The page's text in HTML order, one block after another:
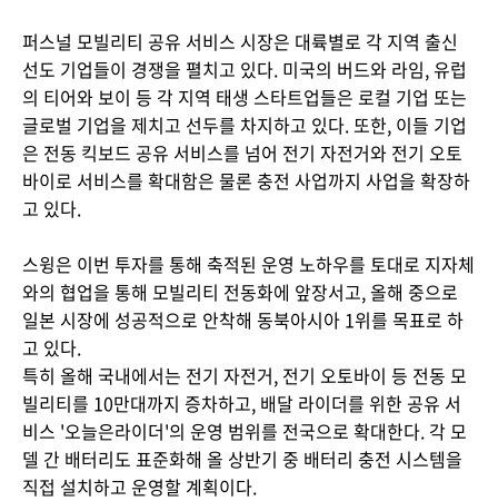
퍼스널 모빌리티 공유 서비스 시장은 대륙별로 각 지역 출신
선도 기업들이 경쟁을 펼치고 있다. 미국의 버드와 라임, 유럽
의 티어와 보이 등 각 지역 태생 스타트업들은 로컬 기업 또는
글로벌 기업을 제치고 선두를 차지하고 있다. 또한, 이들 기업
은 전동 킥보드 공유 서비스를 넘어 전기 자전거와 전기 오토
바이로 서비스를 확대함은 물론 충전 사업까지 사업을 확장하
고 있다.
스윙은 이번 투자를 통해 축적된 운영 노하우를 토대로 지자체
와의 협업을 통해 모빌리티 전동화에 앞장서고, 올해 중으로
일본 시장에 성공적으로 안착해 동북아시아 1위를 목표로 하
고 있다.
특히 올해 국내에서는 전기 자전거, 전기 오토바이 등 전동 모
빌리티를 10만대까지 증차하고, 배달 라이더를 위한 공유 서
비스 '오늘은라이더'의 운영 범위를 전국으로 확대한다. 각 모
델 간 배터리도 표준화해 올 상반기 중 배터리 충전 시스템을
직접 설치하고 운영할 계획이다.